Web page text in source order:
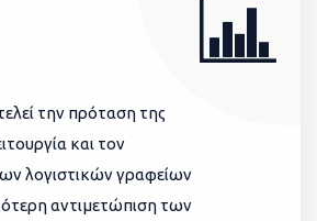
την πρόταση της
και τον
λογιστικών γραφείων
αντιμετώπιση των